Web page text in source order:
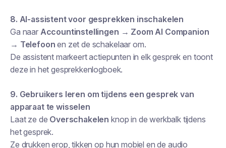
8. AI-assistent voor gesprekken inschakelen
Ga naar Accountinstellingen → Zoom AI Companion
→ Telefoon en zet de schakelaar om.
De assistent markeert actiepunten in elk gesprek en toont
deze in het gesprekkenlogboek.
9. Gebruikers leren om tijdens een gesprek van
apparaat te wisselen
Laat ze de Overschakelen knop in de werkbalk tijdens
het gesprek.
Ze drukken erop, tikken op hun mobiel en de audio